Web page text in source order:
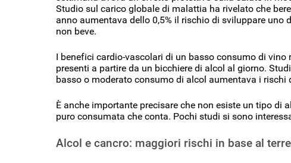
Studio sul carico globale di malattia ha rivelato che
anno aumentava dello 0,5% il rischio di sviluppare uno
non beve.
I benefici cardio-vascolari di un basso consumo di
presenti a partire da un bicchiere di alcol al giorno.
basso o moderato consumo di alcol aumentava i rischi
È anche importante precisare che non esiste un tipo
puro consumata che conta. Pochi studi si sono
Alcol e cancro: maggiori rischi in base al